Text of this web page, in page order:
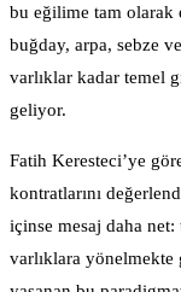
bu eğilime tam olarak
buğday, arpa, sebze
varlıklar kadar temel
geliyor.
Fatih Keresteci’ye
kontratlarını
içinse mesaj daha
varlıklara